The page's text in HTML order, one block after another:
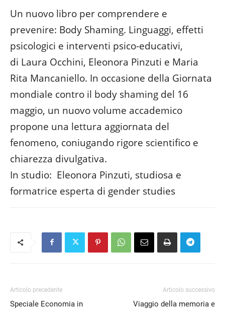
EMBED
Un nuovo libro per comprendere e
prevenire: Body Shaming. Linguaggi, effetti
psicologici e interventi psico-educativi,
di Laura Occhini, Eleonora Pinzuti e Maria
Rita Mancaniello. In occasione della Giornata
mondiale contro il body shaming del 16
maggio, un nuovo volume accademico
propone una lettura aggiornata del
fenomeno, coniugando rigore scientifico e
chiarezza divulgativa.
In studio: Eleonora Pinzuti, studiosa e
formatrice esperta di gender studies
Articolo precedente
Speciale Economia in
Articolo successivo
Viaggio della memoria e